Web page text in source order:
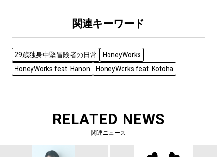
関連キーワード
29歳独身中堅冒険者の日常
HoneyWorks
HoneyWorks feat. Hanon
HoneyWorks feat. Kotoha
RELATED NEWS
関連ニュース